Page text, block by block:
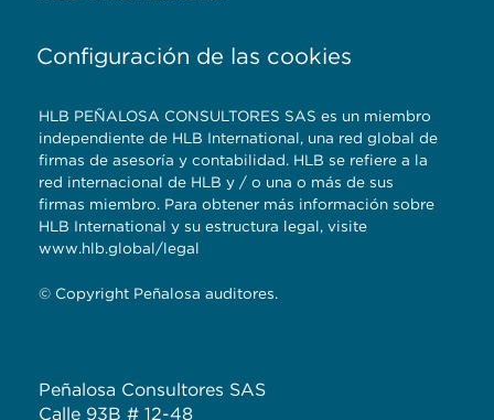
Configuración de las cookies
HLB PEÑALOSA CONSULTORES SAS es un miembro
independiente de HLB International, una red global de
firmas de asesoría y contabilidad. HLB se refiere a la
red internacional de HLB y / o una o más de sus
firmas miembro. Para obtener más información sobre
HLB International y su estructura legal, visite
www.hlb.global/legal
© Copyright Peñalosa auditores.
Peñalosa Consultores SAS
Calle 93B # 12-48